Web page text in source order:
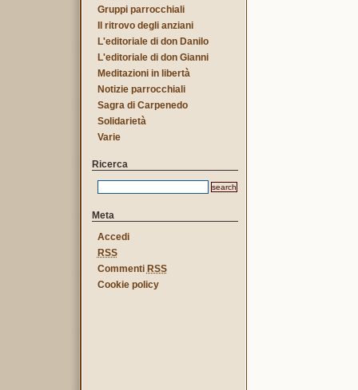
Gruppi parrocchiali
Il ritrovo degli anziani
L'editoriale di don Danilo
L'editoriale di don Gianni
Meditazioni in libertà
Notizie parrocchiali
Sagra di Carpenedo
Solidarietà
Varie
Ricerca
Meta
Accedi
RSS
Commenti RSS
Cookie policy